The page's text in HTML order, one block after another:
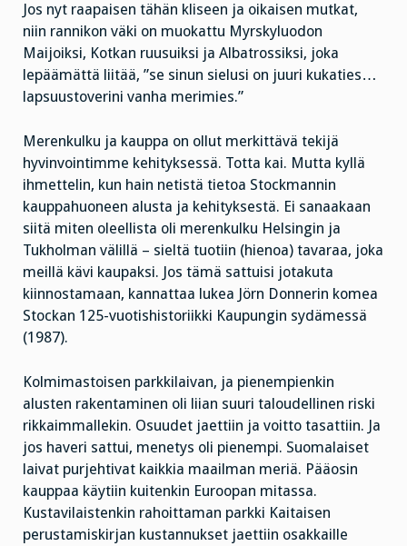
Jos nyt raapaisen tähän kliseen ja oikaisen mutkat,
niin rannikon väki on muokattu Myrskyluodon
Maijoiksi, Kotkan ruusuiksi ja Albatrossiksi, joka
lepäämättä liitää, ”se sinun sielusi on juuri kukaties…
lapsuustoverini vanha merimies.”
Merenkulku ja kauppa on ollut merkittävä tekijä
hyvinvointimme kehityksessä. Totta kai. Mutta kyllä
ihmettelin, kun hain netistä tietoa Stockmannin
kauppahuoneen alusta ja kehityksestä. Ei sanaakaan
siitä miten oleellista oli merenkulku Helsingin ja
Tukholman välillä – sieltä tuotiin (hienoa) tavaraa, joka
meillä kävi kaupaksi. Jos tämä sattuisi jotakuta
kiinnostamaan, kannattaa lukea Jörn Donnerin komea
Stockan 125-vuotishistoriikki Kaupungin sydämessä
(1987).
Kolmimastoisen parkkilaivan, ja pienempienkin
alusten rakentaminen oli liian suuri taloudellinen riski
rikkaimmallekin. Osuudet jaettiin ja voitto tasattiin. Ja
jos haveri sattui, menetys oli pienempi. Suomalaiset
laivat purjehtivat kaikkia maailman meriä. Pääosin
kauppaa käytiin kuitenkin Euroopan mitassa.
Kustavilaistenkin rahoittaman parkki Kaitaisen
perustamiskirjan kustannukset jaettiin osakkaille